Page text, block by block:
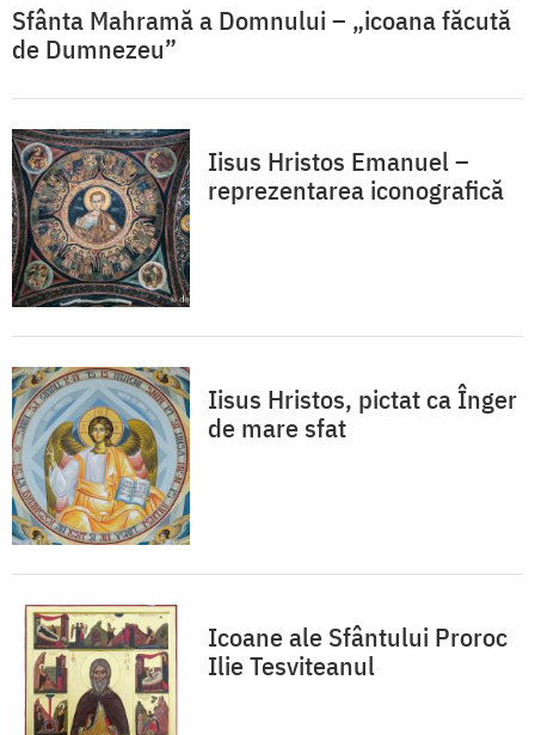
Sfânta Mahramă a Domnului – „icoana făcută
de Dumnezeu”
Iisus Hristos Emanuel –
reprezentarea iconografică
Iisus Hristos, pictat ca Înger
de mare sfat
Icoane ale Sfântului Proroc
Ilie Tesviteanul